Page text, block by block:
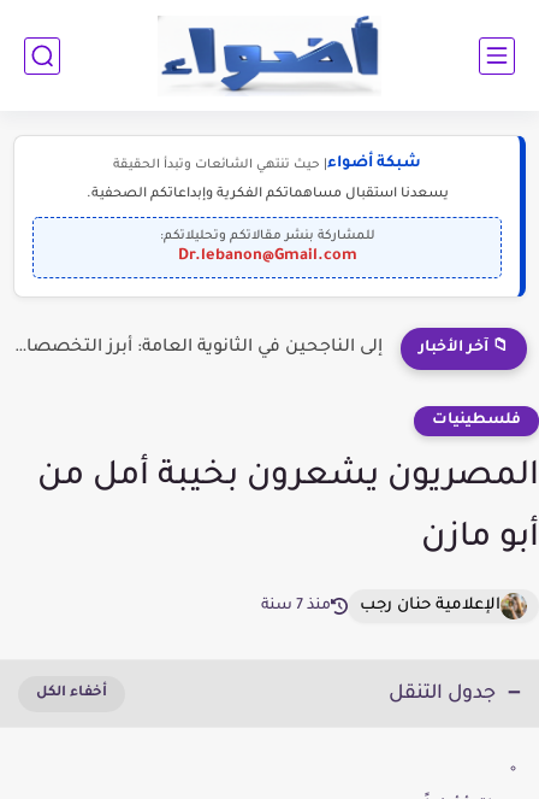
شبكة أضواء | حيث تنتهي الشائعات وتبدأ الحقيقة
يسعدنا استقبال مساهماتكم الفكرية وإبداعاتكم الصحفية.
للمشاركة بنشر مقالاتكم وتحليلاتكم:
Dr.lebanon@Gmail.com
📁 آخر الأخبار إلى الناجحين في الثانوية العامة: أبرز التخصصات المطلوبة للمستقبل (2030-2050)
فلسطينيات
المصريون يشعرون بخيبة أمل من
أبو مازن
الإعلامية حنان رجب منذ 7 سنة
جدول التنقل